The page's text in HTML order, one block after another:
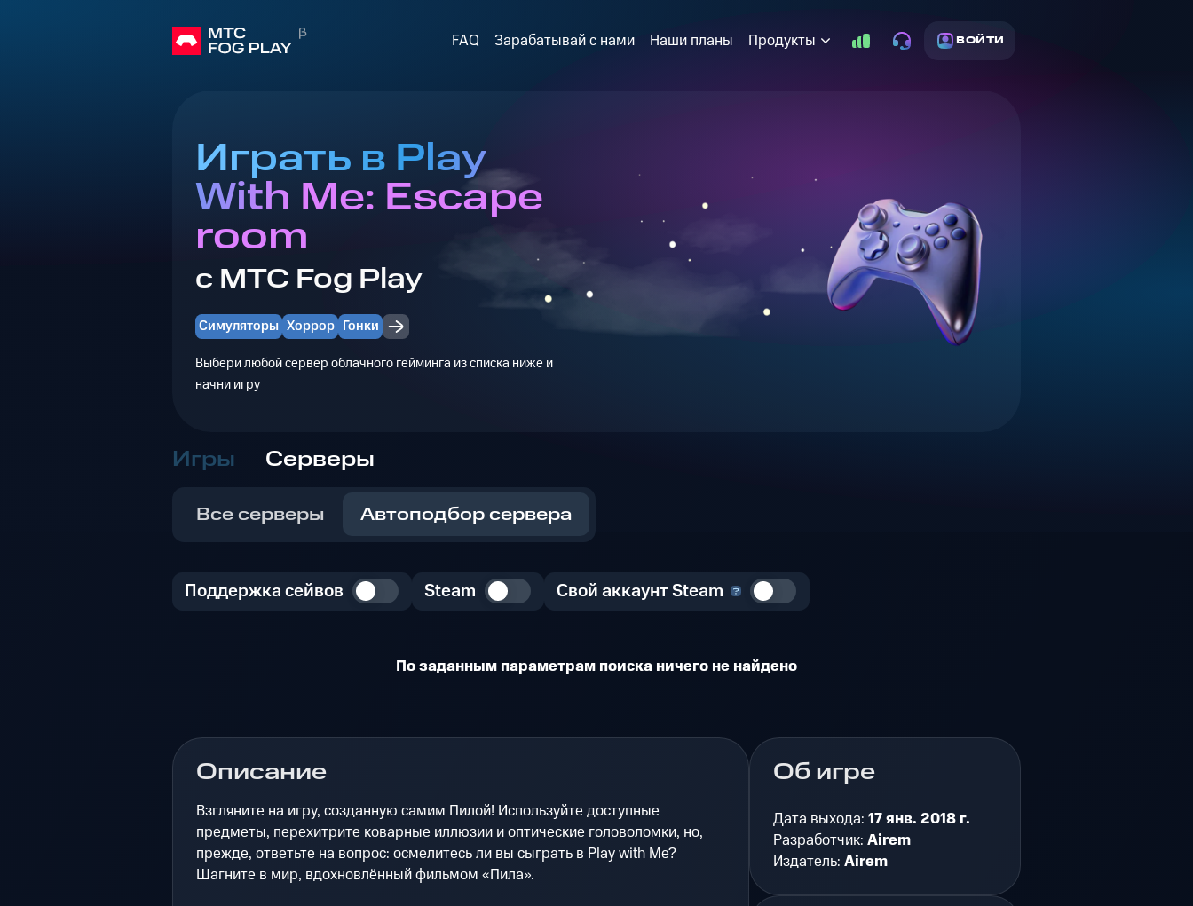
FAQ Зарабатывай с нами Наши планы Продукты ВОЙТИ
Играть в Play
With Me: Escape
room
с МТС Fog Play
Симуляторы Хоррор Гонки
Выбери любой сервер облачного гейминга из списка ниже и
начни игру
Игры Серверы
Все серверы Автоподбор сервера
Поддержка сейвов Steam Свой аккаунт Steam
По заданным параметрам поиска ничего не найдено
Описание
Взгляните на игру, созданную самим Пилой! Используйте доступные
предметы, перехитрите коварные иллюзии и оптические головоломки, но,
прежде, ответьте на вопрос: осмелитесь ли вы сыграть в Play with Me?
Шагните в мир, вдохновлённый фильмом «Пила».
Об игре
Дата выхода: 17 янв. 2018 г.
Разработчик: Airem
Издатель: Airem